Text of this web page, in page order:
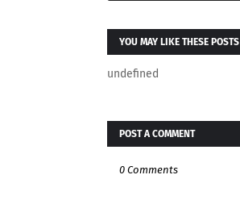
YOU MAY LIKE THESE POSTS
undefined
POST A COMMENT
0 Comments